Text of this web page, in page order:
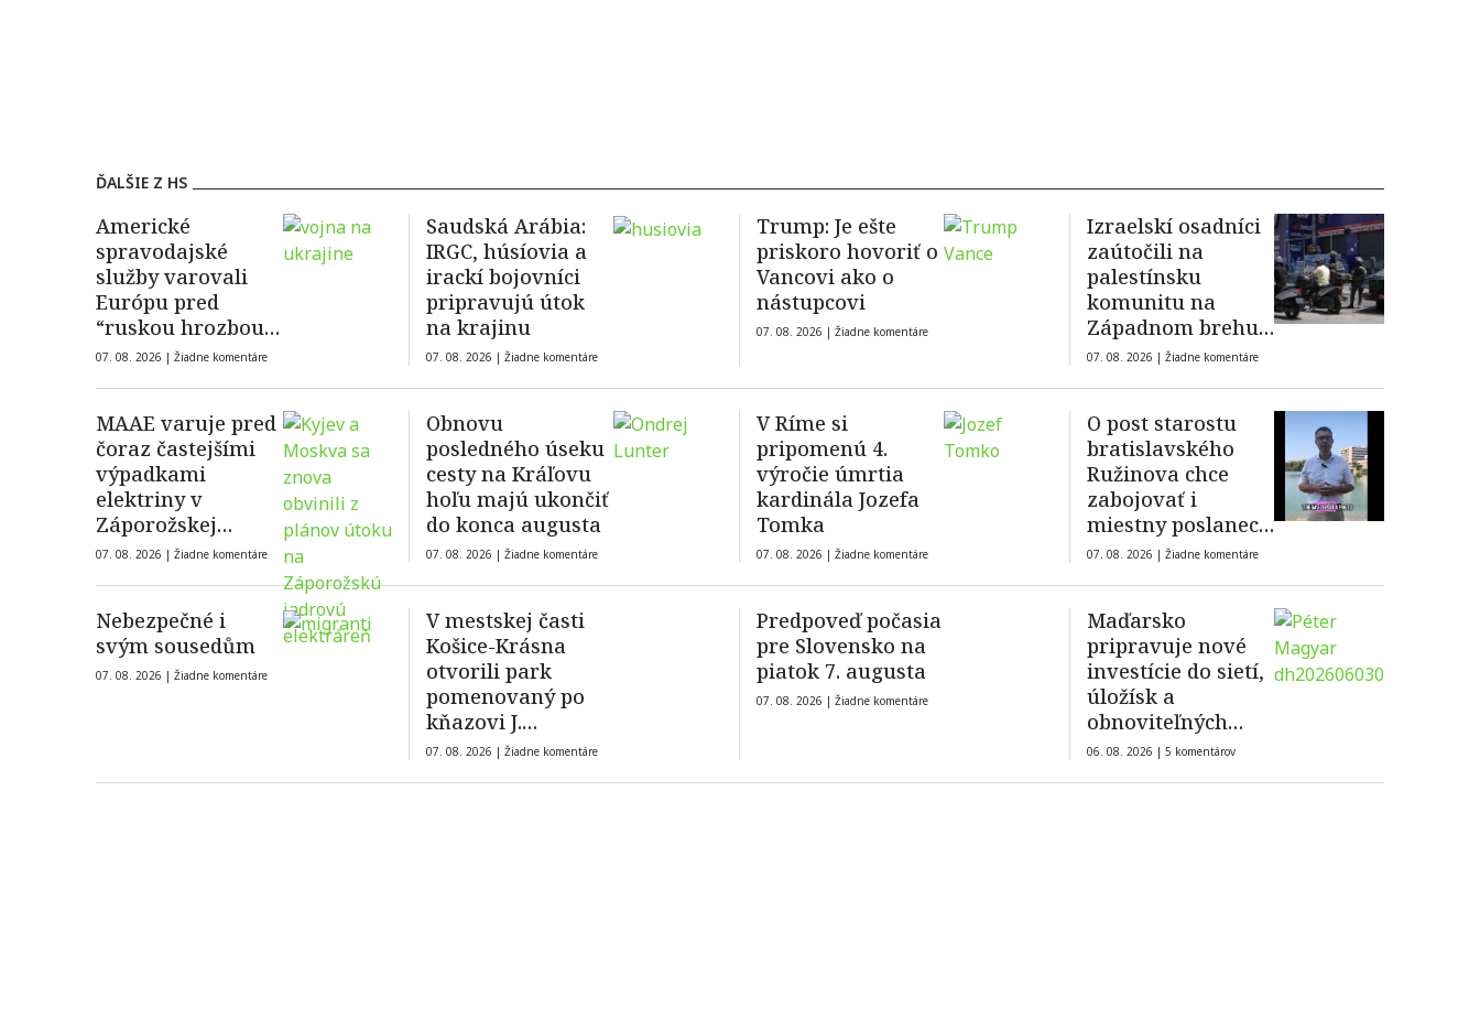
ĎALŠIE Z HS
Americké
spravodajské
služby varovali
Európu pred
“ruskou hrozbou”
do roku 2029
07. 08. 2026 | Žiadne komentáre
Saudská Arábia:
IRGC, húsíovia a
irackí bojovníci
pripravujú útok
na krajinu
07. 08. 2026 | Žiadne komentáre
Trump: Je ešte
priskoro hovoriť o
Vancovi ako o
nástupcovi
07. 08. 2026 | Žiadne komentáre
Izraelskí osadníci
zaútočili na
palestínsku
komunitu na
Západnom brehu,
podpálili domy
07. 08. 2026 | Žiadne komentáre
MAAE varuje pred
čoraz častejšími
výpadkami
elektriny v
Záporožskej
jadrovej
07. 08. 2026 | Žiadne komentáre
Obnovu
posledného úseku
cesty na Kráľovu
hoľu majú ukončiť
do konca augusta
07. 08. 2026 | Žiadne komentáre
V Ríme si
pripomenú 4.
výročie úmrtia
kardinála Jozefa
Tomka
07. 08. 2026 | Žiadne komentáre
O post starostu
bratislavského
Ružinova chce
zabojovať i
miestny poslanec
Peter Strapák
07. 08. 2026 | Žiadne komentáre
Nebezpečné i
svým sousedům
07. 08. 2026 | Žiadne komentáre
V mestskej časti
Košice-Krásna
otvorili park
pomenovaný po
kňazovi J.
Semivanovi
07. 08. 2026 | Žiadne komentáre
Predpoveď počasia
pre Slovensko na
piatok 7. augusta
07. 08. 2026 | Žiadne komentáre
Maďarsko
pripravuje nové
investície do sietí,
úložísk a
obnoviteľných
zdrojov
06. 08. 2026 | 5 komentárov